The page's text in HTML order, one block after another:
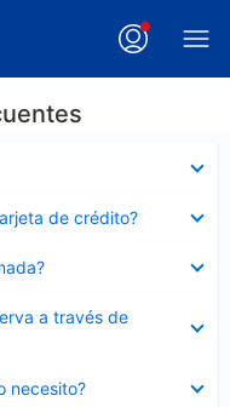
de crédito?
a través de
necesito?